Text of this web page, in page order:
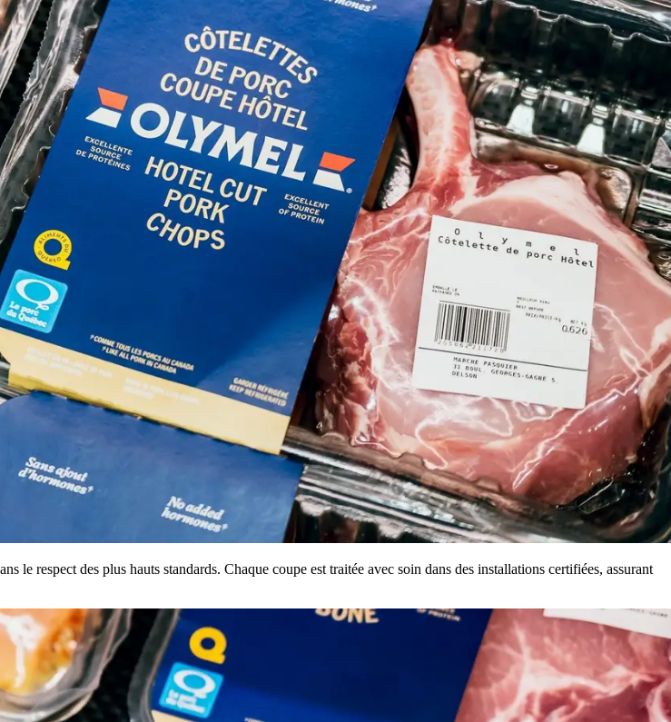
respect des plus hauts standards. Chaque coupe est traitée avec soin dans des installations certifiées, assurant